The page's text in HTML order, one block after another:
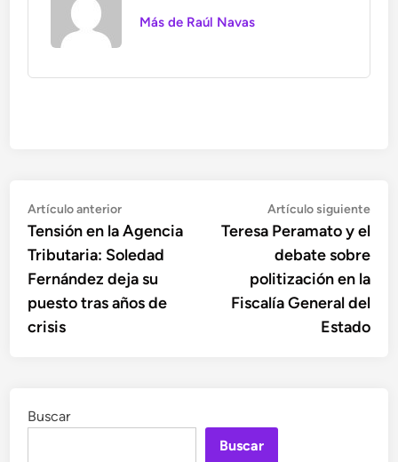
Más de Raúl Navas
Navegación
de
entradas
Artículo anteriorArtículo
anterior:
Tensión en la Agencia
Tributaria: Soledad
Fernández deja su
puesto tras años de
crisis
Artículo siguiente
Teresa Peramato y el
debate sobre
politización en la
Fiscalía General del
Estado
Buscar
Buscar